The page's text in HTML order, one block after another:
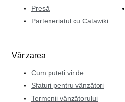
Presă
Parteneriatul cu Catawiki
Vânzarea
Cum puteți vinde
Sfaturi pentru vânzători
Termenii vânzătorului